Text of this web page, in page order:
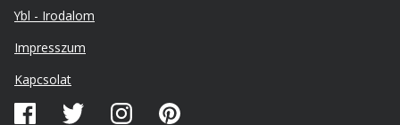
Ybl - Irodalom
Lábléc
másodlagos
Impresszum
Kapcsolat
Közösségi